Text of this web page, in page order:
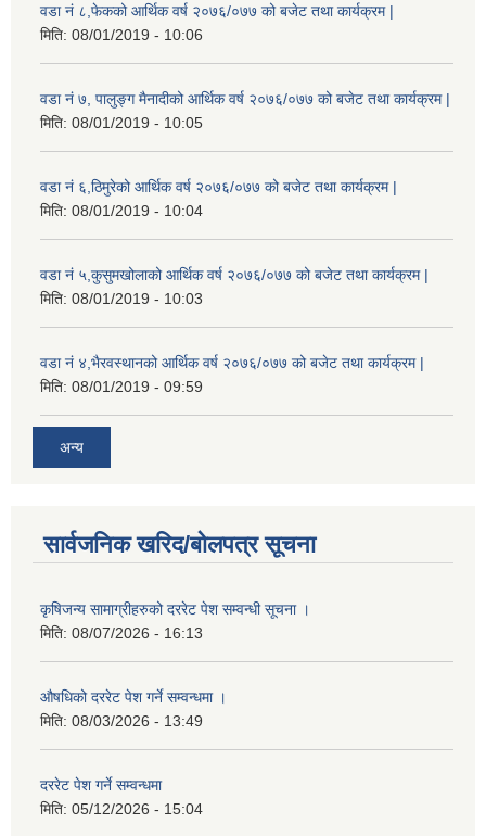
वडा नं ८,फेकको आर्थिक वर्ष २०७६/०७७ को बजेट तथा कार्यक्रम |
मिति: 08/01/2019 - 10:06
वडा नं ७, पालुङ्ग मैनादीको आर्थिक वर्ष २०७६/०७७ को बजेट तथा कार्यक्रम |
मिति: 08/01/2019 - 10:05
वडा नं ६,ठिमुरेको आर्थिक वर्ष २०७६/०७७ को बजेट तथा कार्यक्रम |
मिति: 08/01/2019 - 10:04
वडा नं ५,कुसुमखोलाको आर्थिक वर्ष २०७६/०७७ को बजेट तथा कार्यक्रम |
मिति: 08/01/2019 - 10:03
वडा नं ४,भैरवस्थानको आर्थिक वर्ष २०७६/०७७ को बजेट तथा कार्यक्रम |
मिति: 08/01/2019 - 09:59
अन्य
सार्वजनिक खरिद/बोलपत्र सूचना
कृषिजन्य सामाग्रीहरुको दररेट पेश सम्वन्धी सूचना ।
मिति: 08/07/2026 - 16:13
औषधिको दररेट पेश गर्ने सम्वन्धमा ।
मिति: 08/03/2026 - 13:49
दररेट पेश गर्ने सम्वन्धमा
मिति: 05/12/2026 - 15:04